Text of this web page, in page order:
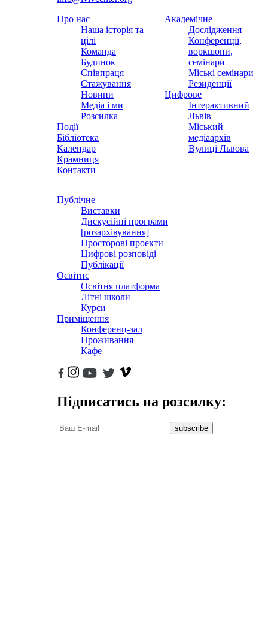
Про нас
Наша історія та
цілі
Команда
Будинок
Співпраця
Стажування
Новини
Медіа і ми
Розсилка
Події
Бібліотека
Календар
Крамниця
Контакти
Академічне
Дослідження
Конференції,
воркшопи,
семінари
Міські семінари
Резиденції
Цифрове
Інтерактивний
Львів
Міський
медіаархів
Вулиці Львова
Публічне
Виставки
Дискусійні програми
[розархівування]
Просторові проекти
Цифрові розповіді
Публікації
Освітнє
Освітня платформа
Літні школи
Курси
Приміщення
Конференц-зал
Проживання
Кафе
Підписатись на розсилку:
subscribe